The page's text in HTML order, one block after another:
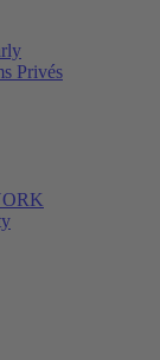
Privés